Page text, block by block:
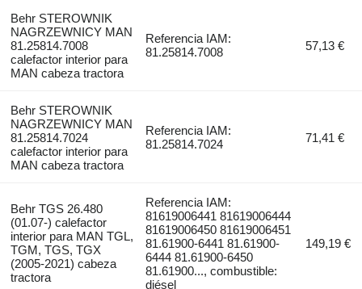
Behr STEROWNIK
NAGRZEWNICY MAN
81.25814.7008
calefactor interior para
MAN cabeza tractora
Referencia IAM:
81.25814.7008
57,13 €
Behr STEROWNIK
NAGRZEWNICY MAN
81.25814.7024
calefactor interior para
MAN cabeza tractora
Referencia IAM:
81.25814.7024
71,41 €
Behr TGS 26.480
(01.07-) calefactor
interior para MAN TGL,
TGM, TGS, TGX
(2005-2021) cabeza
tractora
Referencia IAM:
81619006441 81619006444
81619006450 81619006451
81.61900-6441 81.61900-
6444 81.61900-6450
81.61900..., combustible:
diésel
149,19 €